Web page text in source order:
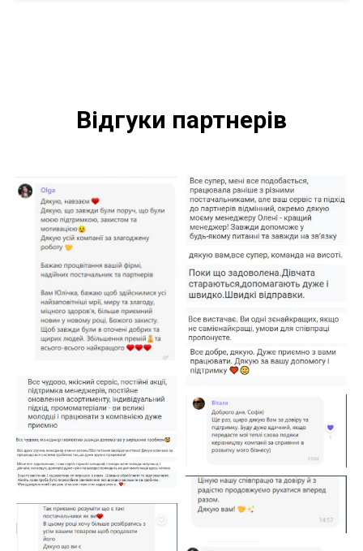
Відгуки партнерів